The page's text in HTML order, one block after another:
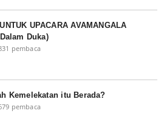
UPACARA AVAMANGALA
Duka)
pembaca
Kemelekatan itu Berada?
pembaca